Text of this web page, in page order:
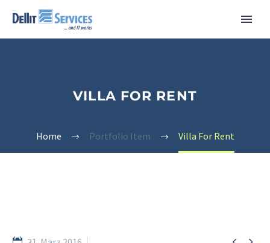
VILLA FOR RENT
Home Portfolio Item Villa For Rent